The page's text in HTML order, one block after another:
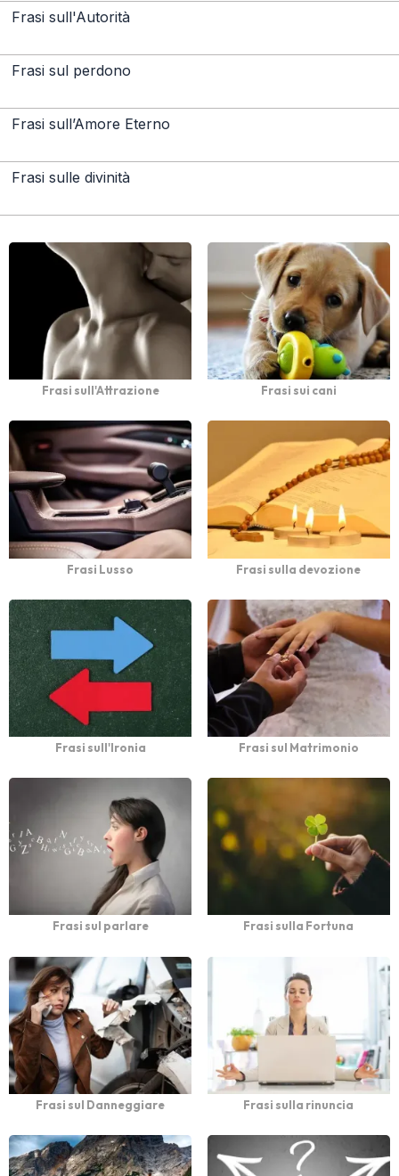
Frasi sull'Autorità
Frasi sul perdono
Frasi sull’Amore Eterno
Frasi sulle divinità
Frasi sull'Attrazione Frasi sui cani
Frasi Lusso Frasi sulla devozione
Frasi sull'Ironia Frasi sul Matrimonio
Frasi sul parlare Frasi sulla Fortuna
Frasi sul Danneggiare Frasi sulla rinuncia